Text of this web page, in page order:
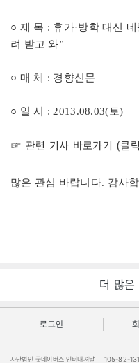
○ 제 목 : 휴가·방학 대신
려 받고 와”
○ 매 체 : 경향신문
○ 일 시 : 2013.08.03(토)
☞ 관련 기사 바로가기 (클
많은 관심 바랍니다. 감사
더 많은
로그인
사단법인 굿네이버스 인터내셔날 105-82-